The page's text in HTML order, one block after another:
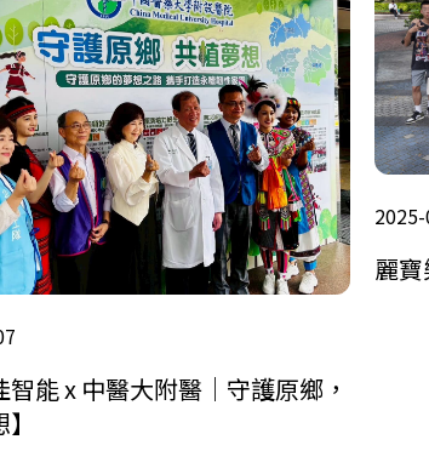
智能 x 中醫大附醫｜守護原鄉，
麗